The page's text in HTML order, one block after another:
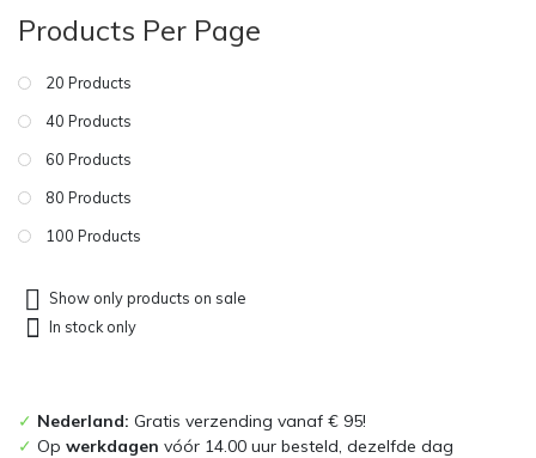
Products Per Page
20 Products
40 Products
60 Products
80 Products
100 Products
Show only products on sale
In stock only
✓ Nederland: Gratis verzending vanaf € 95!
✓ Op werkdagen vóór 14.00 uur besteld, dezelfde dag